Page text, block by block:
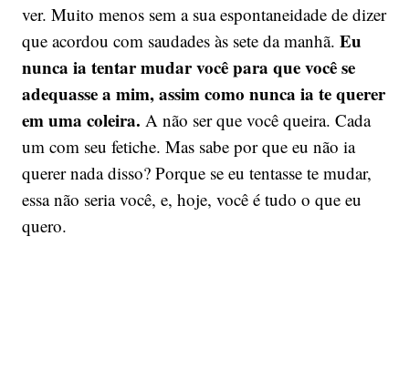
ver. Muito menos sem a sua espontaneidade de dizer
que acordou com saudades às sete da manhã. Eu
nunca ia tentar mudar você para que você se
adequasse a mim, assim como nunca ia te querer
em uma coleira. A não ser que você queira. Cada
um com seu fetiche. Mas sabe por que eu não ia
querer nada disso? Porque se eu tentasse te mudar,
essa não seria você, e, hoje, você é tudo o que eu
quero.